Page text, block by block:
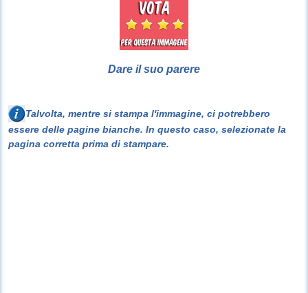
Dare il suo parere
Talvolta, mentre si stampa l'immagine, ci potrebbero
essere delle pagine bianche. In questo caso, selezionate la
pagina corretta prima di stampare.